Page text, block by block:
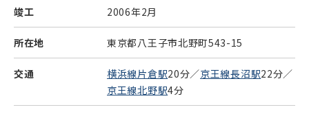
竣工 2006年2月
所在地 東京都八王子市北野町543-15
交通 横浜線片倉駅20分／京王線長沼駅22分／
京王線北野駅4分